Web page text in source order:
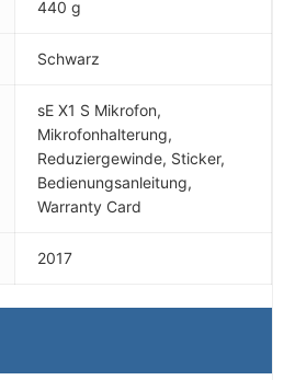
440 g
Schwarz
sE X1 S Mikrofon,
Mikrofonhalterung,
Reduziergewinde, Sticker,
Bedienungsanleitung,
Warranty Card
2017